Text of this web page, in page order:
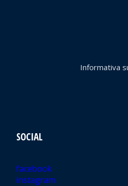
SOCIAL
facebook
instagram
Informativa